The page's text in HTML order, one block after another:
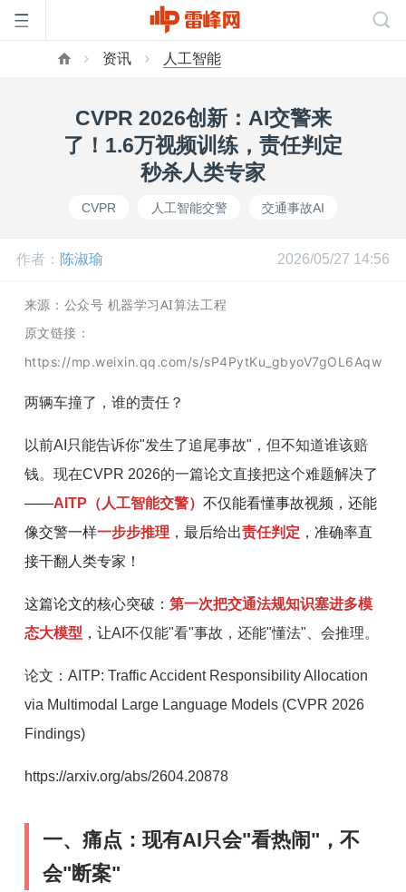
页
网
公
开
动
中
心
GAIR
题
资讯 人工智能
CVPR 2026创新：AI交警来
了！1.6万视频训练，责任判定
秒杀人类专家
CVPR 人工智能交警 交通事故AI
作者： 陈淑瑜 2026/05/27 14:56
来源：公众号 机器学习AI算法工程
原文链接：
https://mp.weixin.qq.com/s/sP4PytKu_gbyoV7gOL6Aqw
两辆车撞了，谁的责任？
以前AI只能告诉你"发生了追尾事故"，但不知道谁该赔
钱。现在CVPR 2026的一篇论文直接把这个难题解决了
——AITP（人工智能交警） 不仅能看懂事故视频，还能
像交警一样一步步推理 ，最后给出责任判定 ，准确率直
接干翻人类专家！
这篇论文的核心突破： 第一次把交通法规知识塞进多模
态大模型 ，让AI不仅能"看"事故，还能"懂法"、会推理。
论文：AITP: Traffic Accident Responsibility Allocation
via Multimodal Large Language Models (CVPR 2026
Findings)
https://arxiv.org/abs/2604.20878
一、痛点：现有AI只会"看热闹"，不
会"断案"